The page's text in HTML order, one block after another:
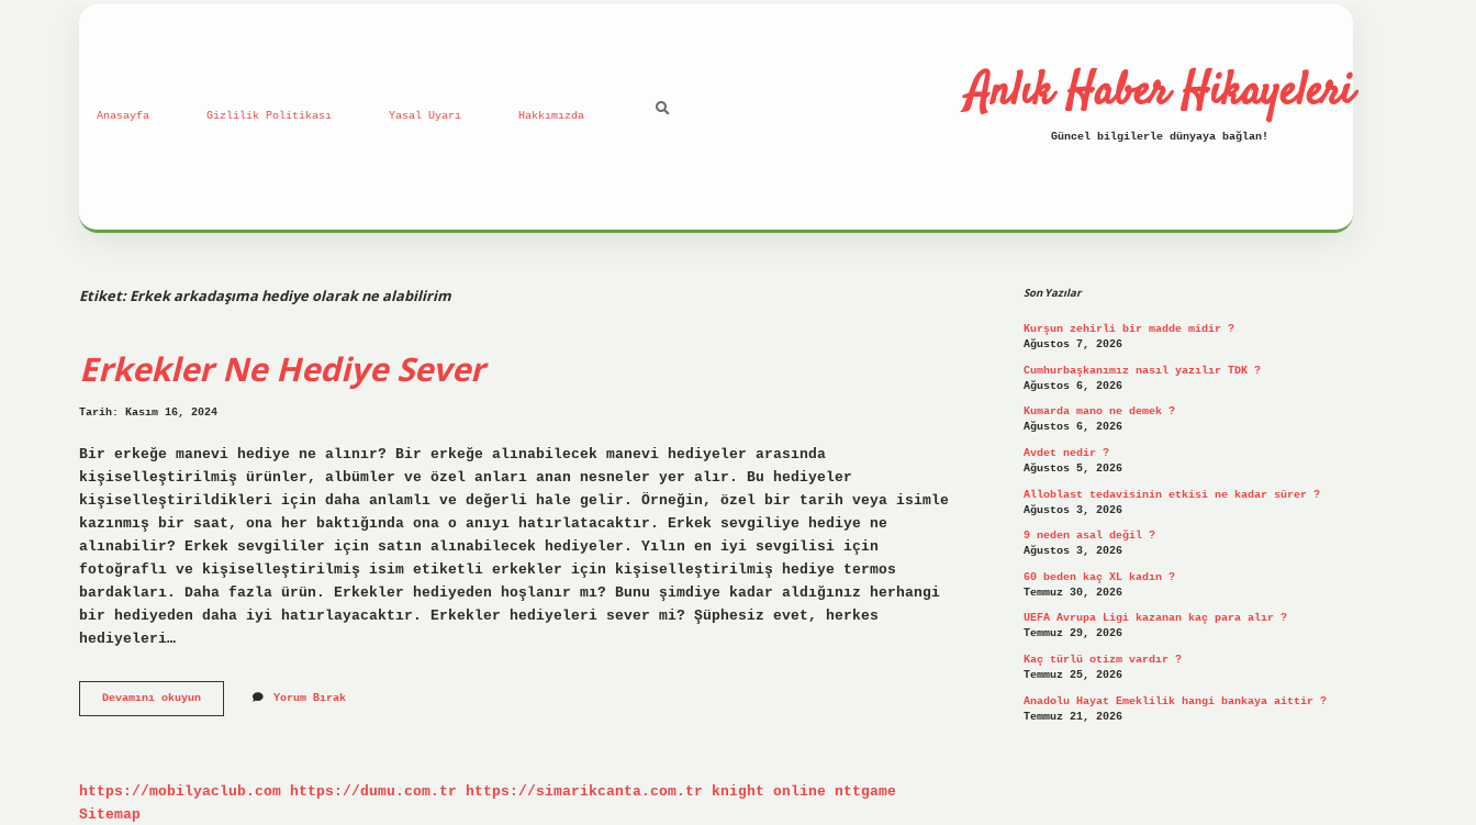
Anasayfa Gizlilik Politikası Yasal Uyarı Hakkımızda Anlık Haber Hikayeleri
Güncel bilgilerle dünyaya bağlan!
Etiket:Erkek arkadaşıma hediye olarak ne alabilirim
Erkekler Ne Hediye Sever
Tarih: Kasım 16, 2024
Bir erkeğe manevi hediye ne alınır? Bir erkeğe alınabilecek manevi hediyeler arasında
kişiselleştirilmiş ürünler, albümler ve özel anları anan nesneler yer alır. Bu hediyeler
kişiselleştirildikleri için daha anlamlı ve değerli hale gelir. Örneğin, özel bir tarih veya isimle
kazınmış bir saat, ona her baktığında ona o anıyı hatırlatacaktır. Erkek sevgiliye hediye ne
alınabilir? Erkek sevgililer için satın alınabilecek hediyeler. Yılın en iyi sevgilisi için
fotoğraflı ve kişiselleştirilmiş isim etiketli erkekler için kişiselleştirilmiş hediye termos
bardakları. Daha fazla ürün. Erkekler hediyeden hoşlanır mı? Bunu şimdiye kadar aldığınız herhangi
bir hediyeden daha iyi hatırlayacaktır. Erkekler hediyeleri sever mi? Şüphesiz evet, herkes
hediyeleri…
Devamını okuyunErkekler
Ne
Yorum Bırak
https://mobilyaclub.com https://dumu.com.tr https://simarikcanta.com.tr knight online
nttgame
Sitemap
Son Yazılar
Kurşun zehirli bir madde midir ?
Ağustos 7, 2026
Cumhurbaşkanımız nasıl yazılır TDK ?
Ağustos 6, 2026
Kumarda mano ne demek ?
Ağustos 6, 2026
Avdet nedir ?
Ağustos 5, 2026
Alloblast tedavisinin etkisi ne kadar sürer ?
Ağustos 3, 2026
9 neden asal değil ?
Ağustos 3, 2026
60 beden kaç XL kadın ?
Temmuz 30, 2026
UEFA Avrupa Ligi kazanan kaç para alır ?
Temmuz 29, 2026
Kaç türlü otizm vardır ?
Temmuz 25, 2026
Anadolu Hayat Emeklilik hangi bankaya aittir ?
Temmuz 21, 2026